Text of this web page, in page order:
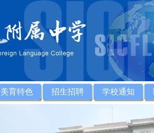
美育特色 招生招聘 学校通知